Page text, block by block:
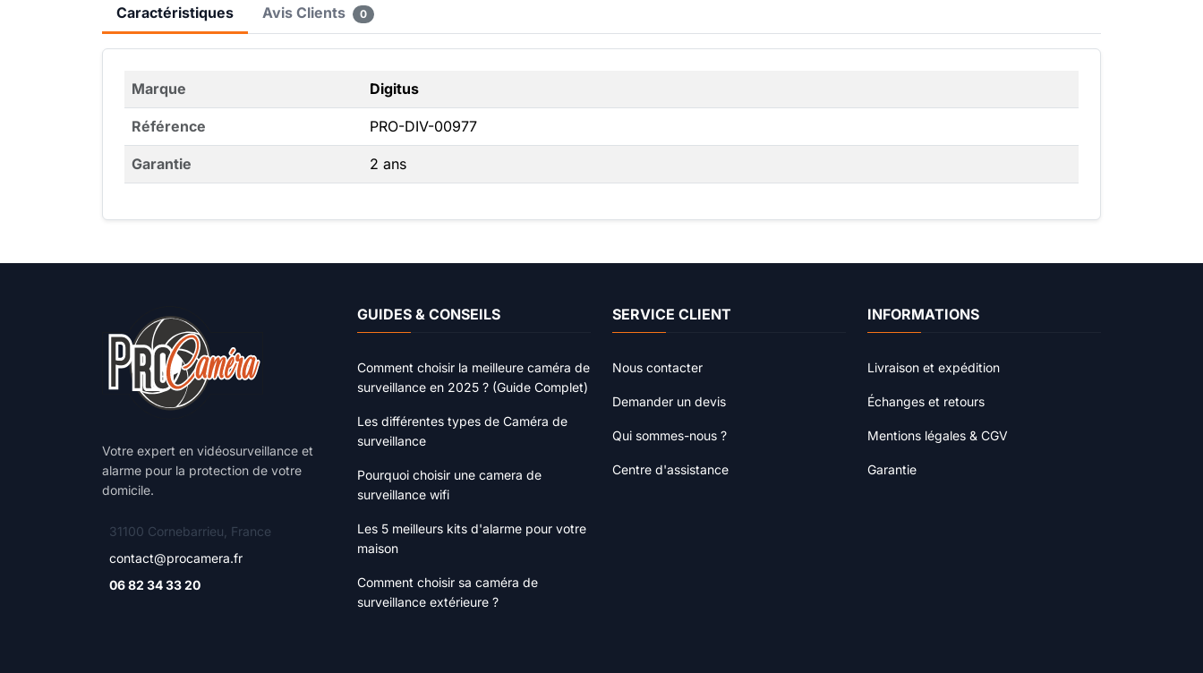
Caractéristiques Avis Clients 0
Marque Digitus
Référence PRO-DIV-00977
Garantie 2 ans
Votre expert en vidéosurveillance et
alarme pour la protection de votre
domicile.
31100 Cornebarrieu, France
contact@procamera.fr
06 82 34 33 20
GUIDES & CONSEILS
Comment choisir la meilleure caméra de
surveillance en 2025 ? (Guide Complet)
Les différentes types de Caméra de
surveillance
Pourquoi choisir une camera de
surveillance wifi
Les 5 meilleurs kits d'alarme pour votre
maison
Comment choisir sa caméra de
surveillance extérieure ?
SERVICE CLIENT
Nous contacter
Demander un devis
Qui sommes-nous ?
Centre d'assistance
INFORMATIONS
Livraison et expédition
Échanges et retours
Mentions légales & CGV
Garantie